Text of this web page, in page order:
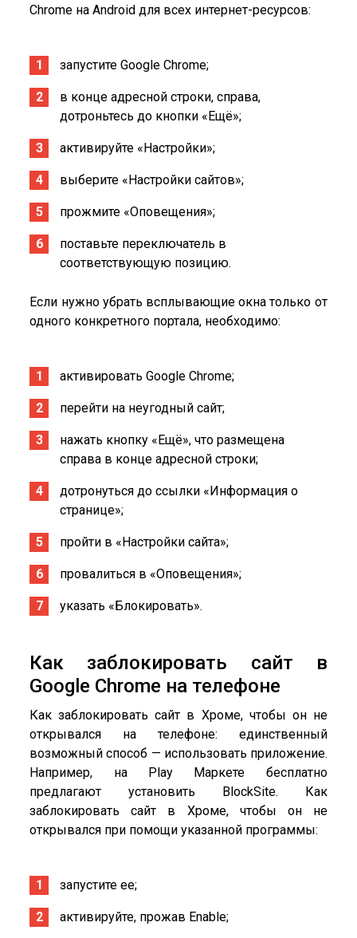
Chrome на Android для всех интернет-ресурсов:
запустите Google Chrome;
в конце адресной строки, справа,
дотроньтесь до кнопки «Ещё»;
активируйте «Настройки»;
выберите «Настройки сайтов»;
прожмите «Оповещения»;
поставьте переключатель в
соответствующую позицию.
Если нужно убрать всплывающие окна только от
одного конкретного портала, необходимо:
активировать Google Chrome;
перейти на неугодный сайт;
нажать кнопку «Ещё», что размещена
справа в конце адресной строки;
дотронуться до ссылки «Информация о
странице»;
пройти в «Настройки сайта»;
провалиться в «Оповещения»;
указать «Блокировать».
Как заблокировать сайт в
Google Chrome на телефоне
Как заблокировать сайт в Хроме, чтобы он не
открывался на телефоне: единственный
возможный способ — использовать приложение.
Например, на Play Маркете бесплатно
предлагают установить BlockSite. Как
заблокировать сайт в Хроме, чтобы он не
открывался при помощи указанной программы:
запустите ее;
активируйте, прожав Enable;